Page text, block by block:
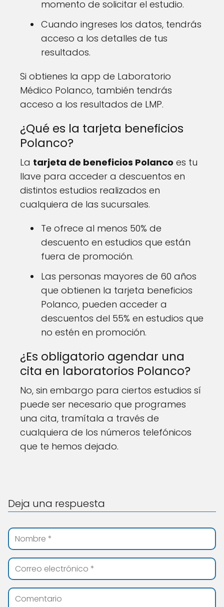
momento de solicitar el estudio.
Cuando ingreses los datos, tendrás
acceso a los detalles de tus
resultados.
Si obtienes la app de Laboratorio
Médico Polanco, también tendrás
acceso a los resultados de LMP.
¿Qué es la tarjeta beneficios
Polanco?
La tarjeta de beneficios Polanco es tu
llave para acceder a descuentos en
distintos estudios realizados en
cualquiera de las sucursales.
Te ofrece al menos 50% de
descuento en estudios que están
fuera de promoción.
Las personas mayores de 60 años
que obtienen la tarjeta beneficios
Polanco, pueden acceder a
descuentos del 55% en estudios que
no estén en promoción.
¿Es obligatorio agendar una
cita en laboratorios Polanco?
No, sin embargo para ciertos estudios sí
puede ser necesario que programes
una cita, tramítala a través de
cualquiera de los números telefónicos
que te hemos dejado.
Deja una respuesta